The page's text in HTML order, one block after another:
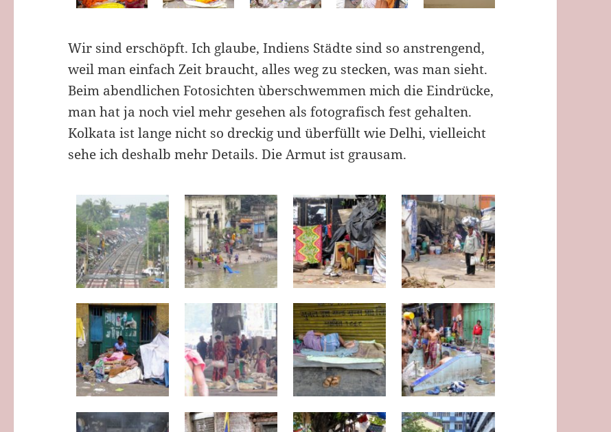
Wir sind erschöpft. Ich glaube, Indiens Städte sind so anstrengend,
weil man einfach Zeit braucht, alles weg zu stecken, was man sieht.
Beim abendlichen Fotosichten ùberschwemmen mich die Eindrücke,
man hat ja noch viel mehr gesehen als fotografisch fest gehalten.
Kolkata ist lange nicht so dreckig und überfüllt wie Delhi, vielleicht
sehe ich deshalb mehr Details. Die Armut ist grausam.